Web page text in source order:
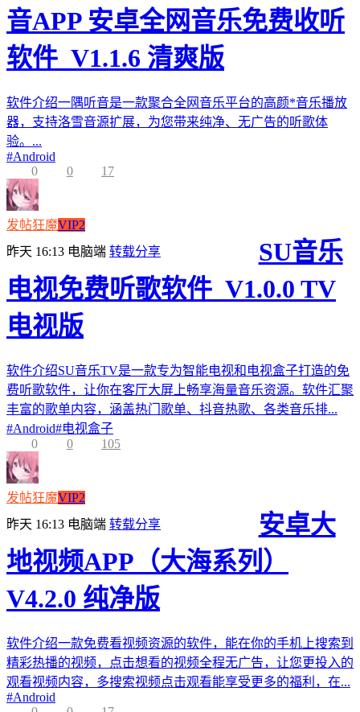
音APP 安卓全网音乐免费收听
软件_V1.1.6 清爽版
软件介绍一隅听音是一款聚合全网音乐平台的高颜*音乐播放
器，支持洛雪音源扩展，为您带来纯净、无广告的听歌体
验。...
#Android
0
0 17
发帖狂魔VIP2
昨天 16:13 电脑端 转载分享
SU音乐
电视免费听歌软件_V1.0.0 TV
电视版
软件介绍SU音乐TV是一款专为智能电视和电视盒子打造的免
费听歌软件，让你在客厅大屏上畅享海量音乐资源。软件汇聚
丰富的歌单内容，涵盖热门歌单、抖音热歌、各类音乐排...
#Android#电视盒子
0
0 105
发帖狂魔VIP2
昨天 16:13 电脑端 转载分享
安卓大
地视频APP（大海系列）
V4.2.0 纯净版
软件介绍一款免费看视频资源的软件，能在你的手机上搜索到
精彩热播的视频，点击想看的视频全程无广告，让您更投入的
观看视频内容，多搜索视频点击观看能享受更多的福利，在...
#Android